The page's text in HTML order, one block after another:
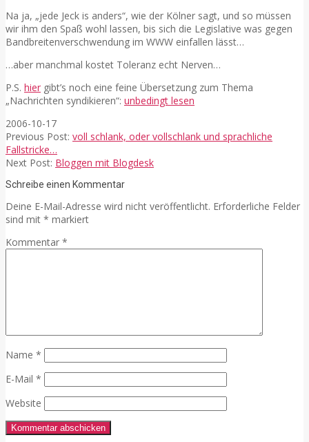
Na ja, „jede Jeck is anders“, wie der Kölner sagt, und so müssen
wir ihm den Spaß wohl lassen, bis sich die Legislative was gegen
Bandbreitenverschwendung im WWW einfallen lässt…
…aber manchmal kostet Toleranz echt Nerven…
P.S. hier gibt’s noch eine feine Übersetzung zum Thema
„Nachrichten syndikieren“: unbedingt lesen
2006-10-17
Previous Post: voll schlank, oder vollschlank und sprachliche
Fallstricke…
Next Post: Bloggen mit Blogdesk
Schreibe einen Kommentar
Deine E-Mail-Adresse wird nicht veröffentlicht. Erforderliche Felder
sind mit * markiert
Kommentar *
Name *
E-Mail *
Website